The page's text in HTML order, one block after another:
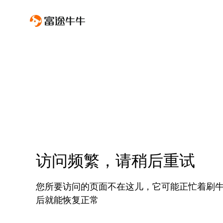
访问频繁，请稍后重试
您所要访问的页面不在这儿，它可能正忙着刷
后就能恢复正常